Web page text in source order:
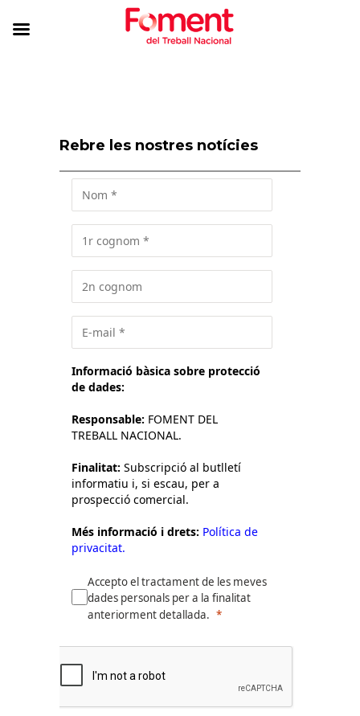
Rebre les nostres notícies
Informació bàsica sobre protecció
de dades:
Responsable: FOMENT DEL
TREBALL NACIONAL.
Finalitat: Subscripció al butlletí
informatiu i, si escau, per a
prospecció comercial.
Més informació i drets: Política de
privacitat.
Accepto el tractament de les meves
dades personals per a la finalitat
anteriorment detallada.